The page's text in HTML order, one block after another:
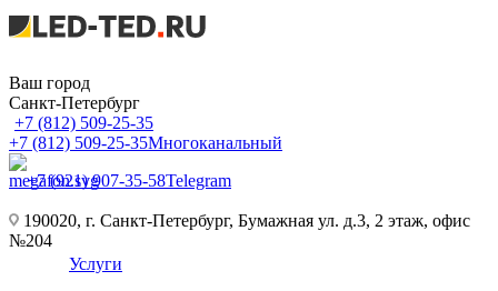
Ваш город
Санкт-Петербург
+7 (812) 509-25-35
+7 (812) 509-25-35Многоканальный
+7 (921) 907-35-58Telegram
190020, г. Санкт-Петербург, Бумажная ул. д.3, 2 этаж, офис
№204
Услуги